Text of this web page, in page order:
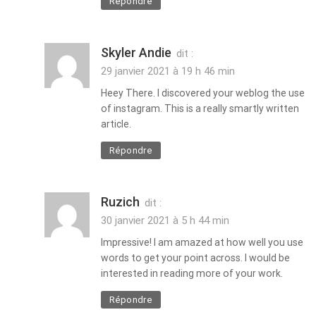
Skyler Andie dit :
29 janvier 2021 à 19 h 46 min
Heey There. I discovered your weblog the use
of instagram. This is a really smartly written
article.
Répondre
Ruzich dit :
30 janvier 2021 à 5 h 44 min
Impressive! I am amazed at how well you use
words to get your point across. I would be
interested in reading more of your work.
Répondre